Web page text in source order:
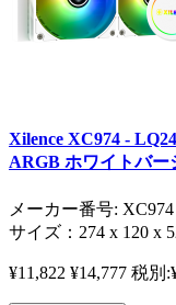
Xilence XC974 -
ARGB ホワイトバー
メーカー番号:
サイズ：274 x 120 x
¥11,822 ¥14,777 税別